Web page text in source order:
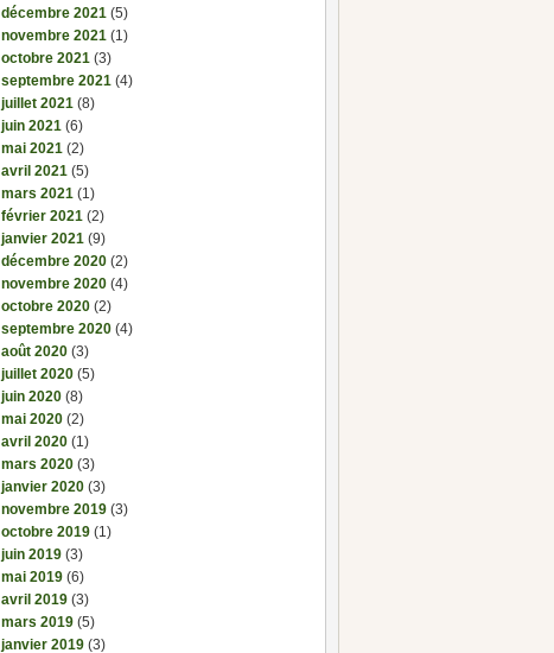
décembre 2021 (5)
novembre 2021 (1)
octobre 2021 (3)
septembre 2021 (4)
juillet 2021 (8)
juin 2021 (6)
mai 2021 (2)
avril 2021 (5)
mars 2021 (1)
février 2021 (2)
janvier 2021 (9)
décembre 2020 (2)
novembre 2020 (4)
octobre 2020 (2)
septembre 2020 (4)
août 2020 (3)
juillet 2020 (5)
juin 2020 (8)
mai 2020 (2)
avril 2020 (1)
mars 2020 (3)
janvier 2020 (3)
novembre 2019 (3)
octobre 2019 (1)
juin 2019 (3)
mai 2019 (6)
avril 2019 (3)
mars 2019 (5)
janvier 2019 (3)